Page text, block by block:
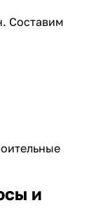
Составим
и